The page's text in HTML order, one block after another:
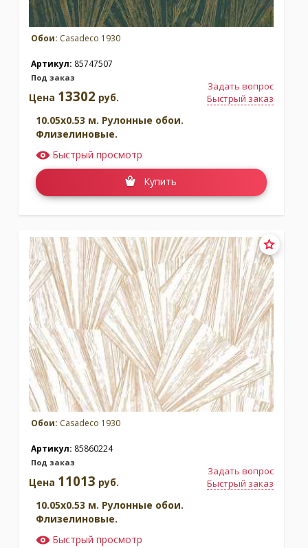
Обои: Casadeco 1930
Артикул: 85747507
Под заказ
Задать вопрос
Быстрый заказ
Цена 13302 руб.
10.05x0.53 м. Рулонные обои.
Флизелиновые.
Быстрый просмотр
Купить
Обои: Casadeco 1930
Артикул: 85860224
Под заказ
Задать вопрос
Быстрый заказ
Цена 11013 руб.
10.05x0.53 м. Рулонные обои.
Флизелиновые.
Быстрый просмотр